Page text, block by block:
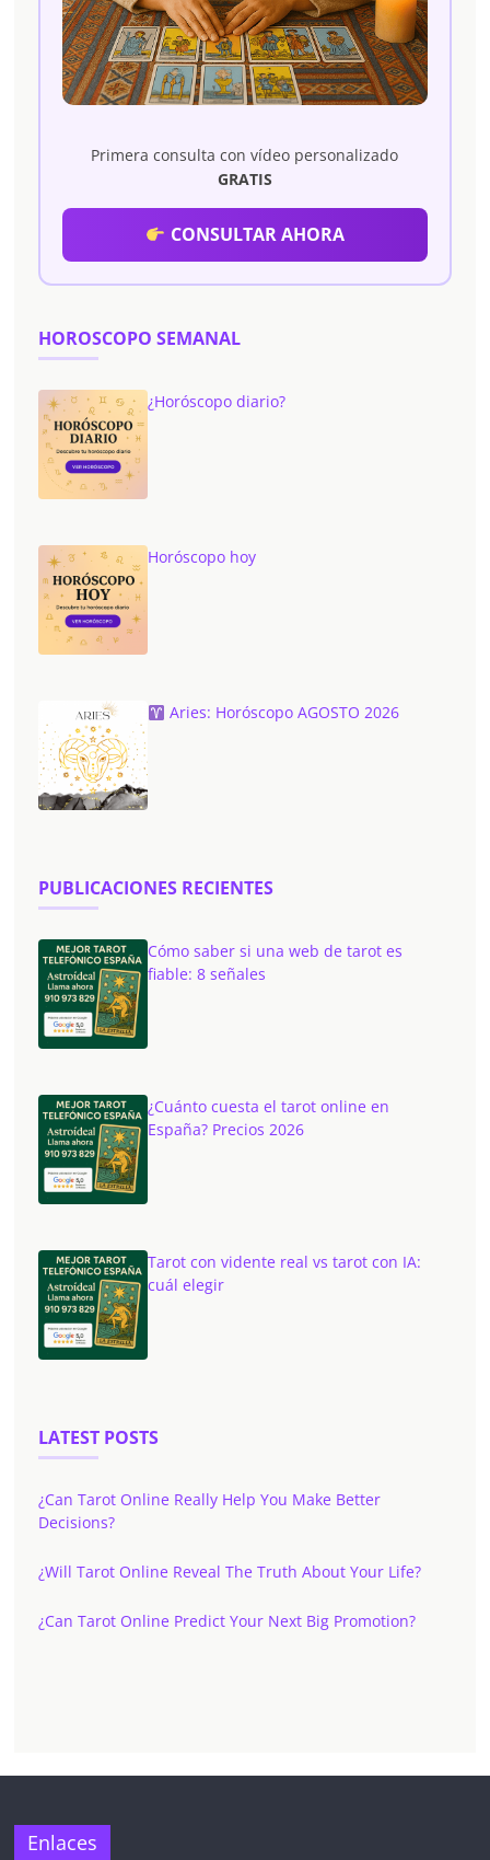
Primera consulta con vídeo personalizado
GRATIS
CONSULTAR AHORA
HOROSCOPO SEMANAL
¿Horóscopo diario?
Horóscopo hoy
Aries: Horóscopo AGOSTO 2026
PUBLICACIONES RECIENTES
Cómo saber si una web de tarot es
fiable: 8 señales
¿Cuánto cuesta el tarot online en
España? Precios 2026
Tarot con vidente real vs tarot con IA:
cuál elegir
LATEST POSTS
¿Can Tarot Online Really Help You Make Better
Decisions?
¿Will Tarot Online Reveal The Truth About Your Life?
¿Can Tarot Online Predict Your Next Big Promotion?
Enlaces